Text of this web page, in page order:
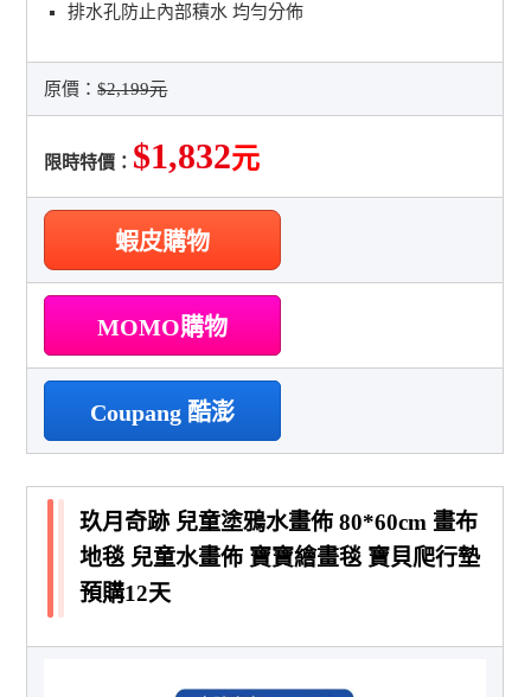
排水孔防止內部積水 均勻分佈
原價：$2,199元
限時特價： $1,832元
蝦皮購物
MOMO購物
Coupang 酷澎
玖月奇跡 兒童塗鴉水畫佈 80*60cm 畫布
地毯 兒童水畫佈 寶寶繪畫毯 寶貝爬行墊
預購12天